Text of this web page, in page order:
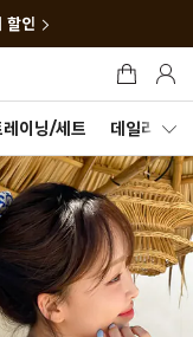
할인
레이닝/세트 데일리세트